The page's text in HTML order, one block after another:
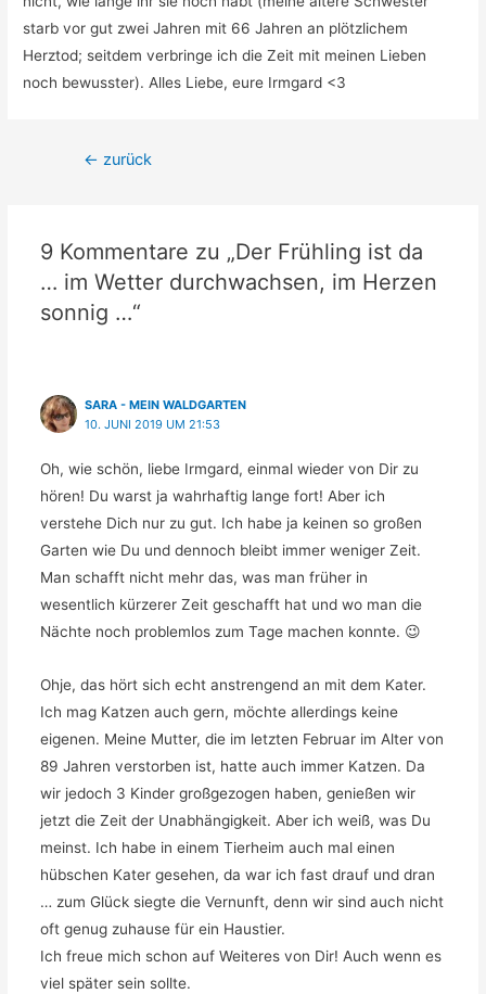
starb vor gut zwei Jahren mit 66 Jahren an plötzlichem
Herztod; seitdem verbringe ich die Zeit mit meinen Lieben
noch bewusster). Alles Liebe, eure Irmgard <3
Beitragsnavigation
← zurück
9 Kommentare zu „Der Frühling ist da
… im Wetter durchwachsen, im Herzen
sonnig …“
SARA - MEIN WALDGARTEN
10. JUNI 2019 UM 21:53
Oh, wie schön, liebe Irmgard, einmal wieder von Dir zu
hören! Du warst ja wahrhaftig lange fort! Aber ich
verstehe Dich nur zu gut. Ich habe ja keinen so großen
Garten wie Du und dennoch bleibt immer weniger Zeit.
Man schafft nicht mehr das, was man früher in
wesentlich kürzerer Zeit geschafft hat und wo man die
Nächte noch problemlos zum Tage machen konnte. 😉
Ohje, das hört sich echt anstrengend an mit dem Kater.
Ich mag Katzen auch gern, möchte allerdings keine
eigenen. Meine Mutter, die im letzten Februar im Alter von
89 Jahren verstorben ist, hatte auch immer Katzen. Da
wir jedoch 3 Kinder großgezogen haben, genießen wir
jetzt die Zeit der Unabhängigkeit. Aber ich weiß, was Du
meinst. Ich habe in einem Tierheim auch mal einen
hübschen Kater gesehen, da war ich fast drauf und dran
… zum Glück siegte die Vernunft, denn wir sind auch nicht
oft genug zuhause für ein Haustier.
Ich freue mich schon auf Weiteres von Dir! Auch wenn es
viel später sein sollte.